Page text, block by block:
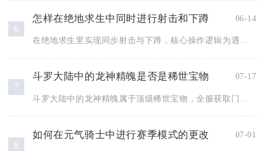
6
怎样在绝地求生中同时进行射击和下蹲 06-14
在绝地求生里实现同步射击与下蹲，核心操作逻辑为遇敌急停瞬间同...
7
斗罗大陆中的龙神精魄是否是稀世宝物 07-17
8
如何在元气骑士中进行赛季模式的更改 07-01